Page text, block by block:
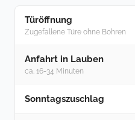
Türöffnung
Zugefallene Türe ohne Bohren
Anfahrt in Lauben
ca. 16-34 Minuten
Sonntagszuschlag